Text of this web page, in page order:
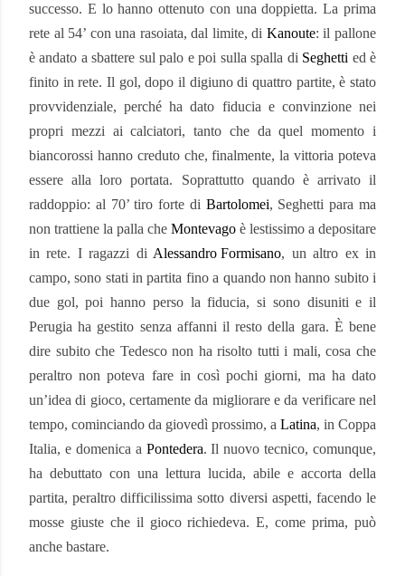
successo. E lo hanno ottenuto con una doppietta. La prima
rete al 54’ con una rasoiata, dal limite, di Kanoute: il pallone
è andato a sbattere sul palo e poi sulla spalla di Seghetti ed è
finito in rete. Il gol, dopo il digiuno di quattro partite, è stato
provvidenziale, perché ha dato fiducia e convinzione nei
propri mezzi ai calciatori, tanto che da quel momento i
biancorossi hanno creduto che, finalmente, la vittoria poteva
essere alla loro portata. Soprattutto quando è arrivato il
raddoppio: al 70’ tiro forte di Bartolomei, Seghetti para ma
non trattiene la palla che Montevago è lestissimo a depositare
in rete. I ragazzi di Alessandro Formisano, un altro ex in
campo, sono stati in partita fino a quando non hanno subito i
due gol, poi hanno perso la fiducia, si sono disuniti e il
Perugia ha gestito senza affanni il resto della gara. È bene
dire subito che Tedesco non ha risolto tutti i mali, cosa che
peraltro non poteva fare in così pochi giorni, ma ha dato
un’idea di gioco, certamente da migliorare e da verificare nel
tempo, cominciando da giovedì prossimo, a Latina, in Coppa
Italia, e domenica a Pontedera. Il nuovo tecnico, comunque,
ha debuttato con una lettura lucida, abile e accorta della
partita, peraltro difficilissima sotto diversi aspetti, facendo le
mosse giuste che il gioco richiedeva. E, come prima, può
anche bastare.